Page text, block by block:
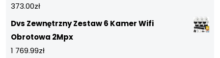
373.00zł
Dvs Zewnętrzny Zestaw 6 Kamer Wifi
Obrotowa 2Mpx
1 769.99zł